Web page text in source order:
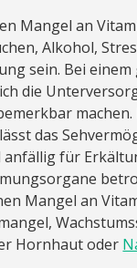
Mangel an
Alkohol,
sein. Bei einem
die
das
für
Mangel an
Hornhaut oder